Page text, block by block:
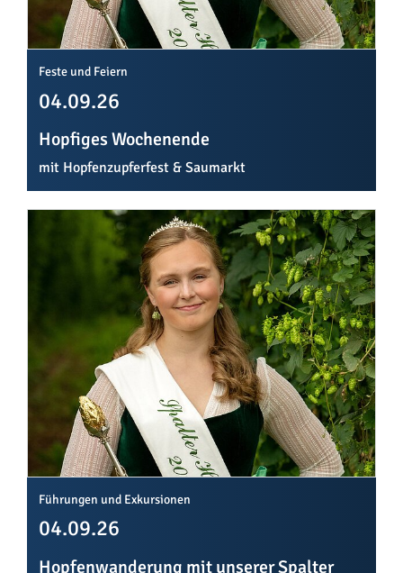
Feste und Feiern
04.09.26
Hopfiges Wochenende
mit Hopfenzupferfest & Saumarkt
Führungen und Exkursionen
04.09.26
Hopfenwanderung mit unserer Spalter